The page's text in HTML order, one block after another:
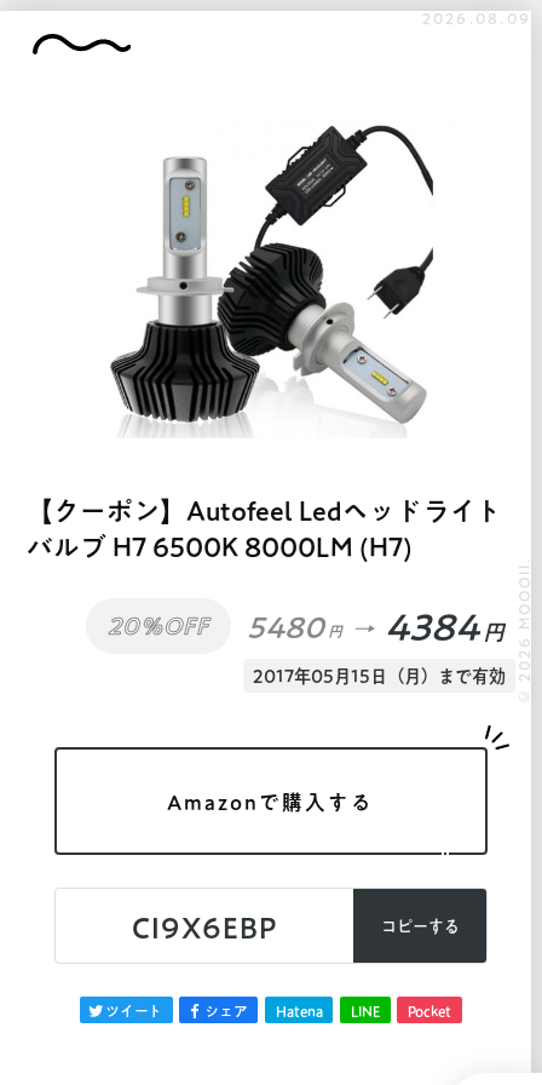
2026.08.09
【クーポン】Autofeel Ledヘッドライト
バルブ H7 6500K 8000LM (H7)
20%OFF 5480 円 4384 円
2017年05月15日（月）まで有効
Amazonで購入する
CI9X6EBP コピーする
ツイート シェア Hatena LINE Pocket
© 2026 MOOOII.